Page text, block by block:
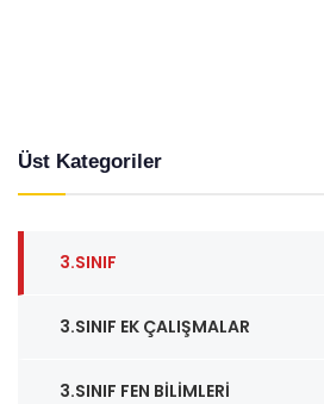
Üst Kategoriler
3.SINIF
3.SINIF EK ÇALIŞMALAR
3.SINIF FEN BILIMLERI